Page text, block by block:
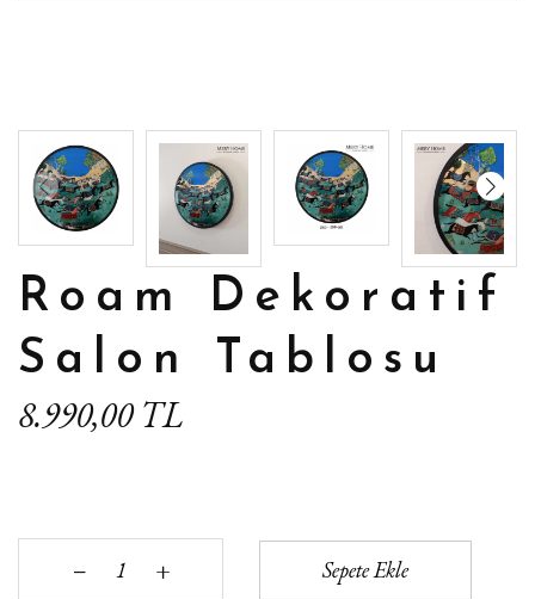
Roam Dekoratif
Salon Tablosu
8.990,00 TL
‒ + Sepete Ekle